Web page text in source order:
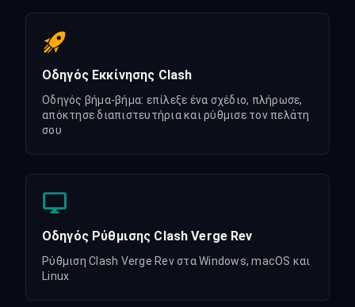
Οδηγός Εκκίνησης Clash
Οδηγός βήμα-βήμα: επίλεξε ένα σχέδιο, πλήρωσε,
απόκτησε διαπιστευτήρια και ρύθμισε τον πελάτη
σου
Οδηγός Ρύθμισης Clash Verge Rev
Ρύθμιση Clash Verge Rev στα Windows, macOS και
Linux